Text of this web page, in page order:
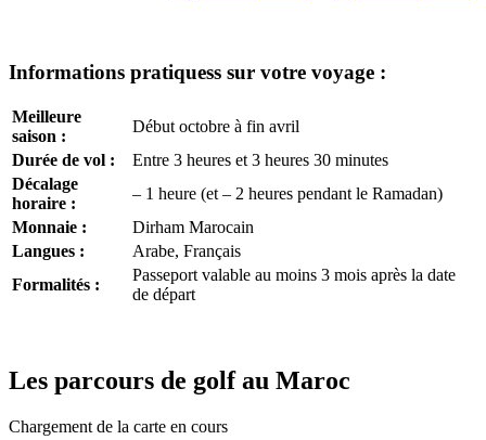
Informations pratiquess sur votre voyage :
Meilleure
saison :
Début octobre à fin avril
Durée de vol :
Entre 3 heures et 3 heures 30 minutes
Décalage
horaire :
– 1 heure (et – 2 heures pendant le Ramadan)
Monnaie :
Dirham Marocain
Langues :
Arabe, Français
Formalités :
Passeport valable au moins 3 mois après la date
de départ
Les parcours de golf au Maroc
Chargement de la carte en cours